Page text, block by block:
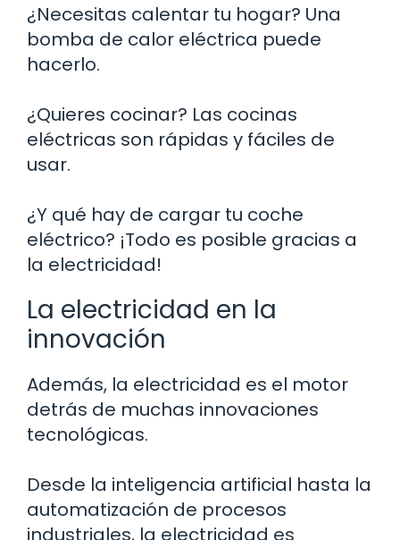
¿Necesitas calentar tu hogar? Una
bomba de calor eléctrica puede
hacerlo.
¿Quieres cocinar? Las cocinas
eléctricas son rápidas y fáciles de
usar.
¿Y qué hay de cargar tu coche
eléctrico? ¡Todo es posible gracias a
la electricidad!
La electricidad en la
innovación
Además, la electricidad es el motor
detrás de muchas innovaciones
tecnológicas.
Desde la inteligencia artificial hasta la
automatización de procesos
industriales, la electricidad es